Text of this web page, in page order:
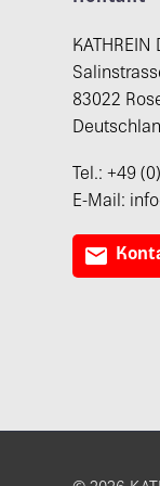
83022
Tel.: +49
E-Mail:
